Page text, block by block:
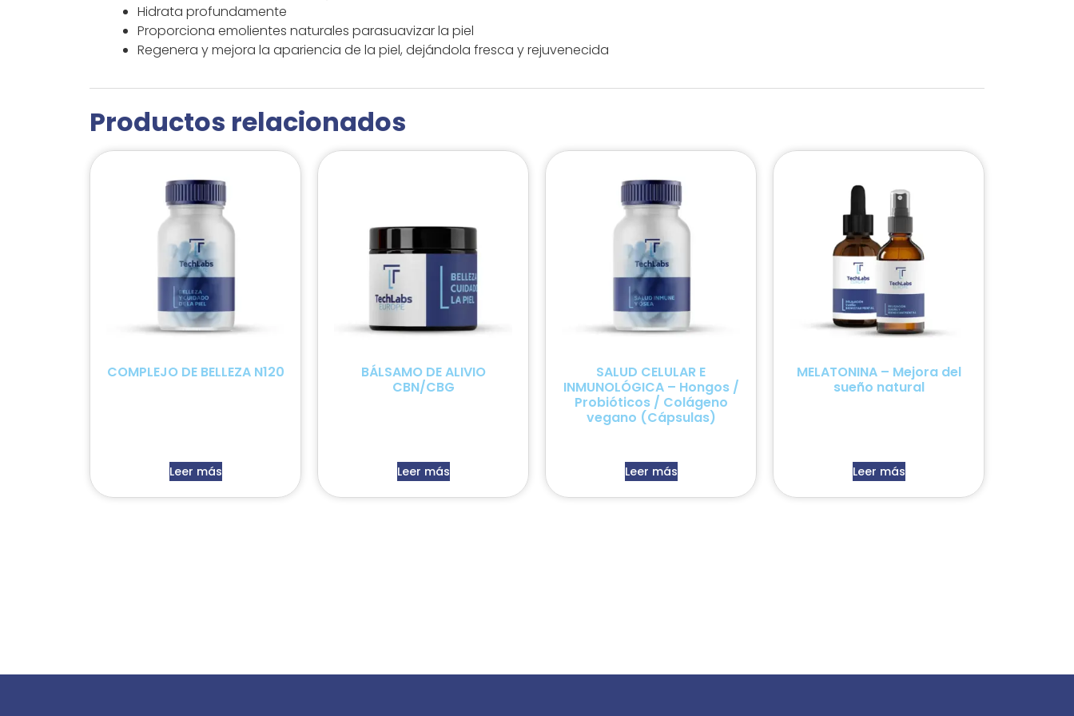
Hidrata profundamente
Proporciona emolientes naturales parasuavizar la piel
Regenera y mejora la apariencia de la piel, dejándola fresca y rejuvenecida
Productos relacionados
COMPLEJO DE BELLEZA N120
Leer más
BÁLSAMO DE ALIVIO
CBN/CBG
Leer más
SALUD CELULAR E
INMUNOLÓGICA – Hongos /
Probióticos / Colágeno
vegano (Cápsulas)
Leer más
MELATONINA – Mejora del
sueño natural
Leer más